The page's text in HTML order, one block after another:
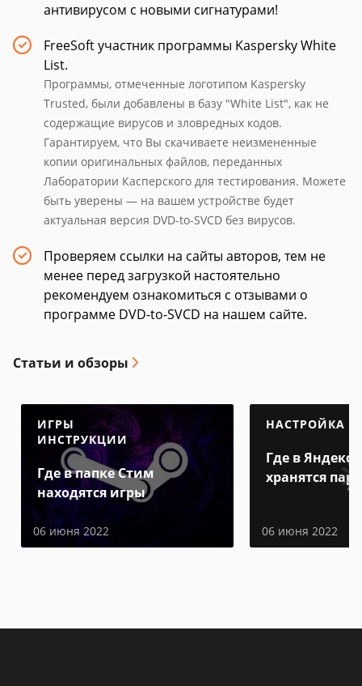
антивирусом с новыми сигнатурами!
FreeSoft участник программы Kaspersky White
List.
Программы, отмеченные логотипом Kaspersky
Trusted, были добавлены в базу "White List", как не
содержащие вирусов и зловредных кодов.
Гарантируем, что Вы скачиваете неизмененные
копии оригинальных файлов, переданных
Лаборатории Касперского для тестирования. Можете
быть уверены — на вашем устройстве будет
актуальная версия DVD-to-SVCD без вирусов.
Проверяем ссылки на сайты авторов, тем не
менее перед загрузкой настоятельно
рекомендуем ознакомиться с отзывами о
программе DVD-to-SVCD на нашем сайте.
Статьи и обзоры
ИГРЫ
ИНСТРУКЦИИ
Где в папке Стим
находятся игры
06 июня 2022
НАСТРОЙКА
Где в Яндекс
хранятся
06 июня 2022